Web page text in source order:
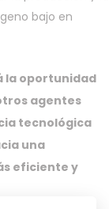
bajo en
la oportunidad
agentes
tecnológica
una
eficiente y